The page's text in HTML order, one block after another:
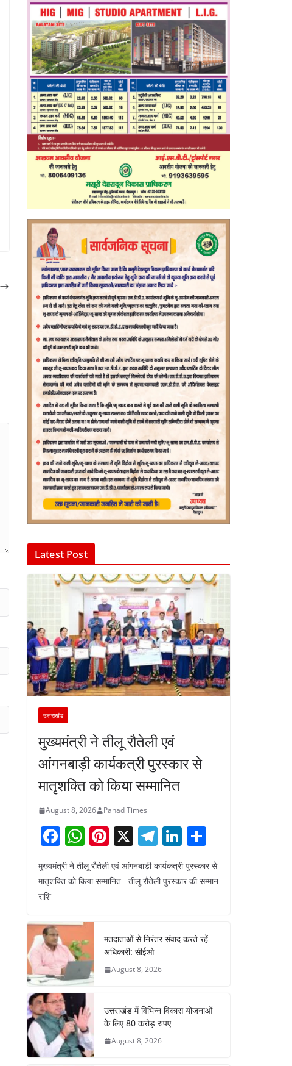
Latest Post
उत्तराखंड
मुख्यमंत्री ने तीलू रौतेली एवं
आंगनबाड़ी कार्यकत्री पुरस्कार से
मातृशक्ति को किया सम्मानित
August 8, 2026 Pahad Times
F
a
c
o
o
k
W
h
at
p
p
Pi
nt
er
X T
el
e
gr
m
Li
n
k
n
h
ar
मुख्यमंत्री ने तीलू रौतेली एवं आंगनबाड़ी कार्यकत्री पुरस्कार से
मातृशक्ति को किया सम्मानित तीलू रौतेली पुरस्कार की सम्मान
राशि
मतदाताओं से निरंतर संवाद करते रहें
अधिकारी: सीईओ
August 8, 2026
उत्तराखंड में विभिन्न विकास योजनाओं
के लिए 80 करोड़ रुपए
August 8, 2026